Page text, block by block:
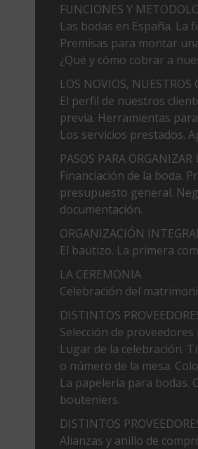
FUNCIONES Y
Las bodas en España.
Premisas para montar
¿Qué y cómo cobrar a
LOS NOVIOS, NUESTROS
El perfil de nuestros
previa. Herramientas
Los servicios prestados.
PASOS PARA ORGANIZAR
Financiación de la boda.
presupuesto general.
documentación.
ORGANIZACIÓN
El bautizo. La primera
LA CEREMONIA
Celebración del
DISTINTOS
Selección de
Lugar de la celebración.
o número de la mesa.
La papelería para bodas.
bouteniers.
DISTINTOS
Alianzas y anillo de